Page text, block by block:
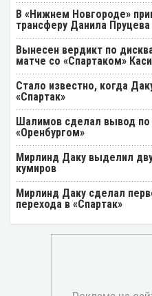
В «Нижнем Новгороде»
трансферу Данила Пруцева
Вынесен вердикт по
матче со «Спартаком»
Стало известно, когда
«Спартак»
Шалимов сделал вывод по
«Оренбургом»
Мирлинд Даку выделил
кумиров
Мирлинд Даку сделал
перехода в «Спартак»